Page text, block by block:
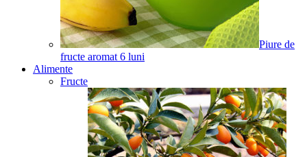
Piure de
fructe aromat 6 luni
Alimente
Fructe